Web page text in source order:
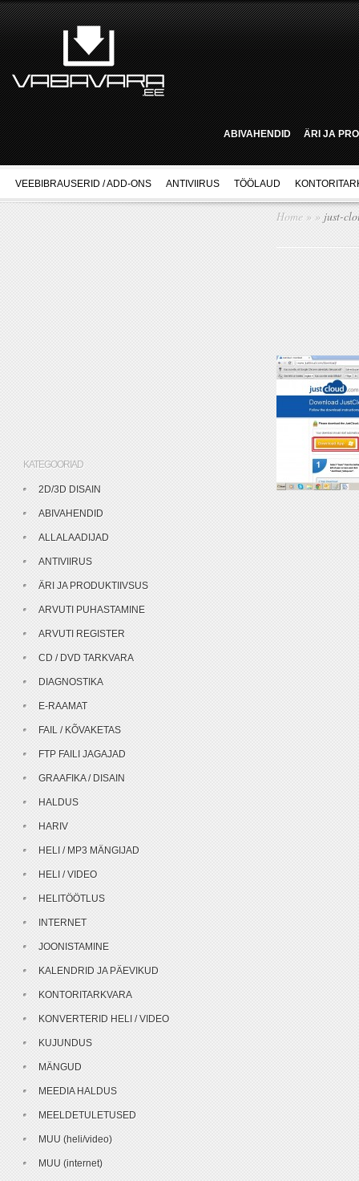
ABIVAHENDID ÄRI JA
VEEBIBRAUSERID / ADD-ONS ANTIVIIRUS TÖÖLAUD
Home » » just-
KATEGOORIAD
2D/3D DISAIN
ABIVAHENDID
ALLALAADIJAD
ANTIVIIRUS
ÄRI JA PRODUKTIIVSUS
ARVUTI PUHASTAMINE
ARVUTI REGISTER
CD / DVD TARKVARA
DIAGNOSTIKA
E-RAAMAT
FAIL / KÕVAKETAS
FTP FAILI JAGAJAD
GRAAFIKA / DISAIN
HALDUS
HARIV
HELI / MP3 MÄNGIJAD
HELI / VIDEO
HELITÖÖTLUS
INTERNET
JOONISTAMINE
KALENDRID JA PÄEVIKUD
KONTORITARKVARA
KONVERTERID HELI / VIDEO
KUJUNDUS
MÄNGUD
MEEDIA HALDUS
MEELDETULETUSED
MUU (heli/video)
MUU (internet)